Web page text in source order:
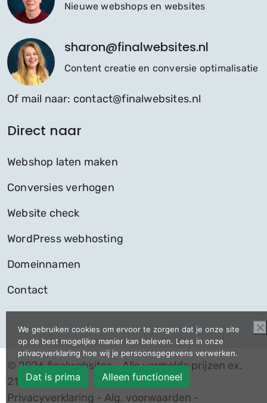
Nieuwe webshops en websites
sharon@finalwebsites.nl
Content creatie en conversie optimalisatie
Of mail naar: contact@finalwebsites.nl
Direct naar
Webshop laten maken
Conversies verhogen
Website check
WordPress webhosting
Domeinnamen
Contact
© 2026 finalwebsites - Alle vermelde prijzen ex.
21% Btw
Privacyverklaring - Alg. voorwaarden -
We gebruiken cookies om ervoor te zorgen dat je onze site
op de best mogelijke manier kan beleven. Lees in onze
privacyverklaring hoe wij je persoonsgegevens verwerken.
Dat is prima Alleen functioneel